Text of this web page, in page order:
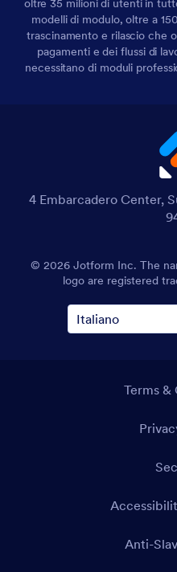
oltre 35 milioni di utenti in
modelli di modulo, oltre a
trascinamento e rilascio che
pagamenti e dei flussi di
necessitano di moduli
4 Embarcadero Center,
© 2026 Jotform Inc. The
logo are registered
Terms &
Anti-